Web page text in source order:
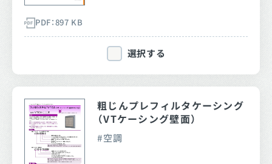
PDF：897 KB
選択する
粗じんプレフィルタケーシング
（VTケーシング壁面）
空調